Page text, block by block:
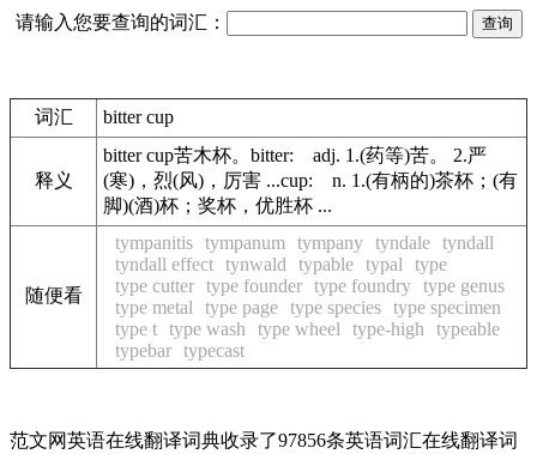
请输入您要查询的词汇：
词汇 bitter cup
释义
bitter cup苦木杯。bitter: adj. 1.(药等)苦。 2.严
(寒)，烈(风)，厉害 ...cup: n. 1.(有柄的)茶杯；(有
脚)(酒)杯；奖杯，优胜杯 ...
随便看
tympanitis tympanum tympany tyndale tyndall
tyndall effect tynwald typable typal
type
type cutter type founder type foundry type genus
type metal
type page type species type specimen
type t type wash type wheel type-high
typeable
typebar typecast
范文网英语在线翻译词典收录了97856条英语词汇在线翻译词